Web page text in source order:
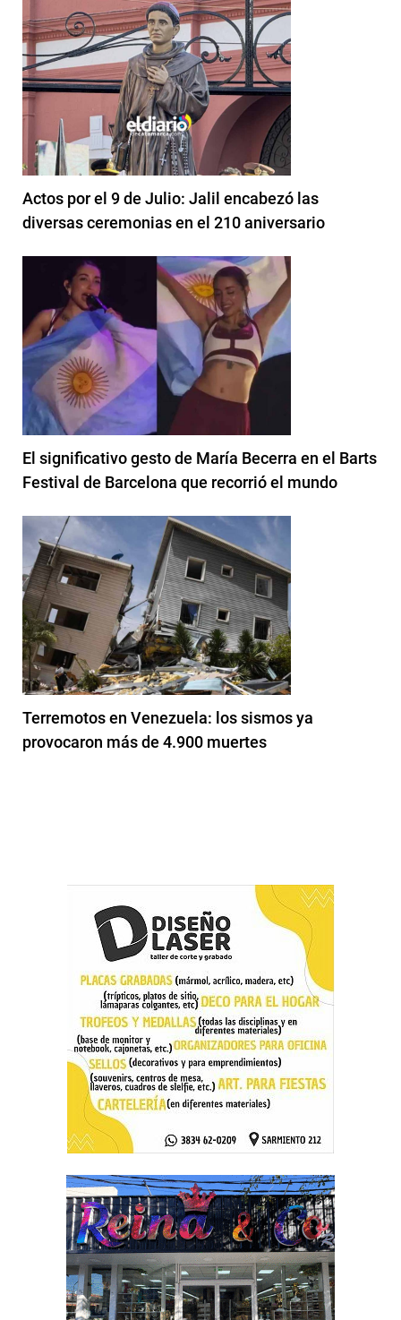
Actos por el 9 de Julio: Jalil encabezó las
diversas ceremonias en el 210 aniversario
El significativo gesto de María Becerra en el Barts
Festival de Barcelona que recorrió el mundo
Terremotos en Venezuela: los sismos ya
provocaron más de 4.900 muertes